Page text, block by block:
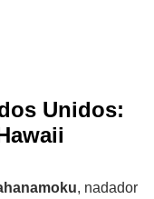
Unidos:
, nadador